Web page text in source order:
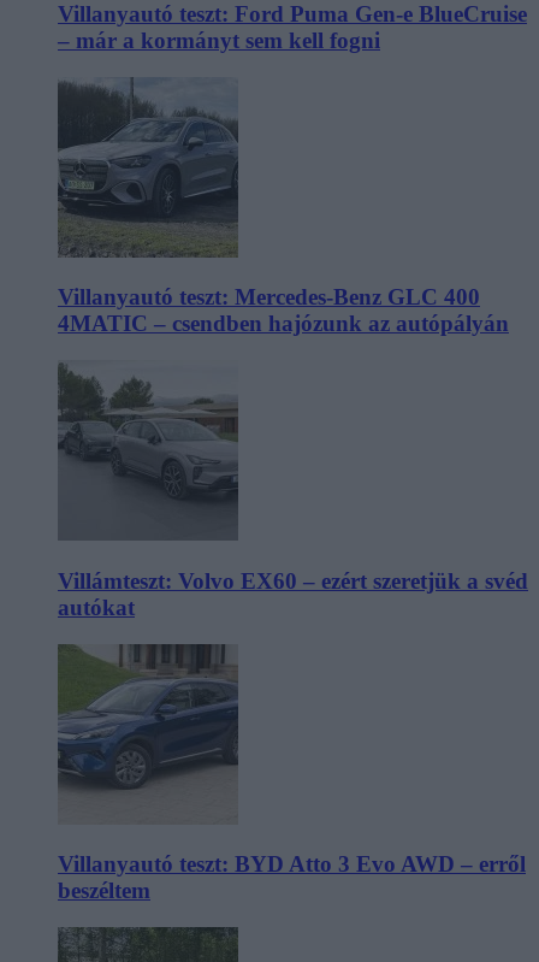
Villanyautó teszt: Ford Puma Gen-e BlueCruise
– már a kormányt sem kell fogni
Villanyautó teszt: Mercedes-Benz GLC 400
4MATIC – csendben hajózunk az autópályán
Villámteszt: Volvo EX60 – ezért szeretjük a svéd
autókat
Villanyautó teszt: BYD Atto 3 Evo AWD – erről
beszéltem